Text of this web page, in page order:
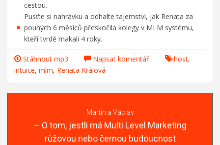
cestou.
Pusťte si nahrávku a odhalte tajemství, jak Renata za
pouhých 6 měsíců přeskočila kolegy v MLM systému,
kteří tvrdě makali 4 roky.
Stáhnout mp3 Napsat komentář host,
intuice, mlm, Renata Králová
Martin a Václav
– O tom, jestli má Multi Level Marketing
růžovou nebo černou budoucnost